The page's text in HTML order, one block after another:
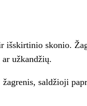
skonio.
užkandžių.
saldžioji